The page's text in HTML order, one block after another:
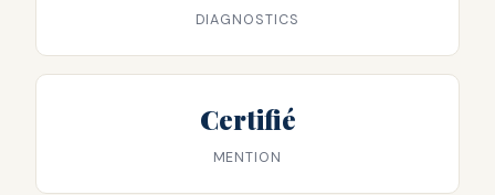
DIAGNOSTICS
Certifié
MENTION